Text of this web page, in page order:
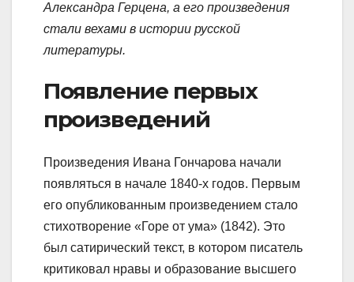
Александра Герцена, а его произведения
стали вехами в истории русской
литературы.
Появление первых
произведений
Произведения Ивана Гончарова начали
появляться в начале 1840-х годов. Первым
его опубликованным произведением стало
стихотворение «Горе от ума» (1842). Это
был сатирический текст, в котором писатель
критиковал нравы и образование высшего